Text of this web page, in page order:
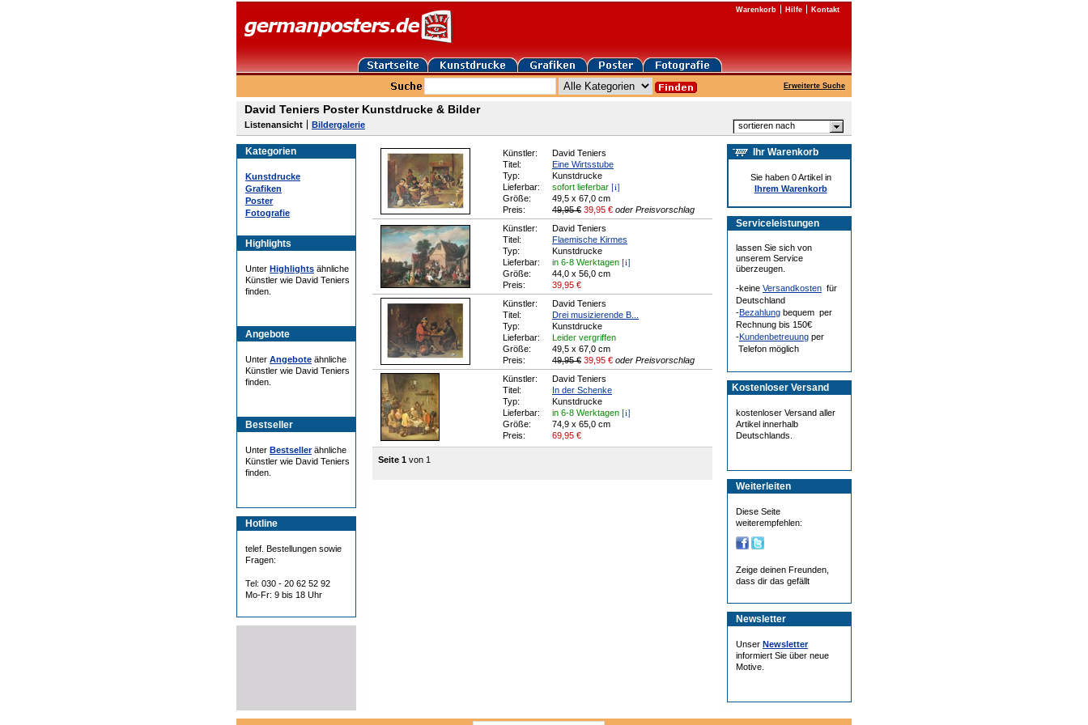
Warenkorb Hilfe Kontakt
Erweiterte Suche
David Teniers Poster Kunstdrucke & Bilder
Listenansicht Bildergalerie sortieren nach
Kategorien
Kunstdrucke
Grafiken
Poster
Fotografie
Highlights
Unter Highlights ähnliche
Künstler wie David Teniers
finden.
Angebote
Unter Angebote ähnliche
Künstler wie David Teniers
finden.
Bestseller
Unter Bestsellerähnliche
Künstler wie David Teniers
finden.
Hotline
telef. Bestellungen sowie
Fragen:
Tel: 030 - 20 62 52 92
Mo-Fr: 9 bis 18 Uhr
Künstler:
David Teniers
Titel:
Eine Wirtsstube
Typ:
Kunstdrucke
Lieferbar:
sofort lieferbar [i]
Größe:
49,5 x 67,0 cm
Preis:
49,95 € 39,95 € oder Preisvorschlag
Künstler:
David Teniers
Titel:
Flaemische Kirmes
Typ:
Kunstdrucke
Lieferbar:
in 6-8 Werktagen [i]
Größe:
44,0 x 56,0 cm
Preis:
39,95 €
Künstler:
David Teniers
Titel:
Drei musizierende B...
Typ:
Kunstdrucke
Lieferbar:
Leider vergriffen
Größe:
49,5 x 67,0 cm
Preis:
49,95 € 39,95 € oder Preisvorschlag
Künstler:
David Teniers
Titel:
In der Schenke
Typ:
Kunstdrucke
Lieferbar:
in 6-8 Werktagen [i]
Größe:
74,9 x 65,0 cm
Preis:
69,95 €
Seite 1 von 1
Ihr Warenkorb
Sie haben 0 Artikel in
Ihrem Warenkorb
Serviceleistungen
lassen Sie sich von
unserem Service
überzeugen.
-keine Versandkosten für
Deutschland
-Bezahlung bequem per
Rechnung bis 150€
-Kundenbetreuung per
Telefon möglich
Kostenloser Versand
kostenloser Versand aller
Artikel innerhalb
Deutschlands.
Weiterleiten
Diese Seite
weiterempfehlen:
Zeige deinen Freunden,
dass dir das gefällt
Newsletter
Unser Newsletter
informiert Sie über neue
Motive.